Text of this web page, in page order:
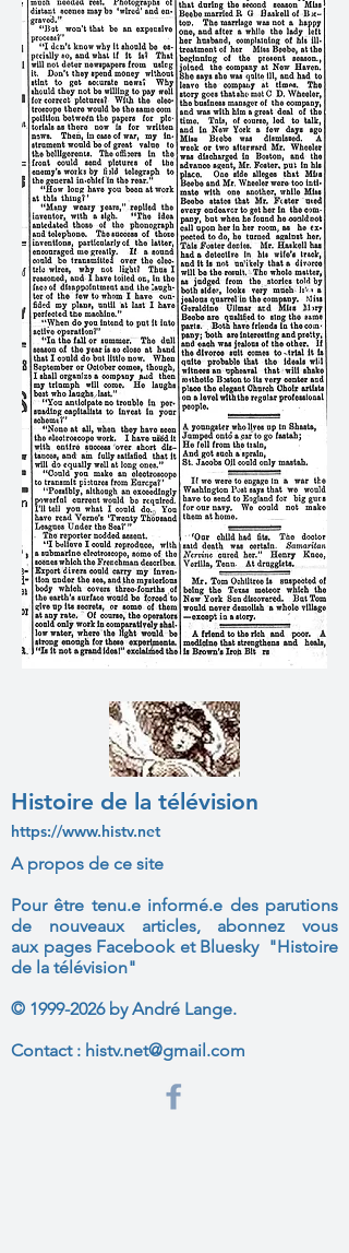
Histoire de la télévision
https://www.histv.net
A propos de ce site
Pour être tenu.e informé.e des parutions
de nouveaux articles, abonnez vous
aux pages Facebook et Bluesky "Histoire
de la télévision"
© 1999-2026by André Lange.
Contact : histv.net@gmail.com